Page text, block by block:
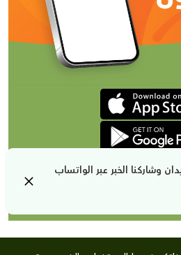
وشاركنا الخبر عبر الواتساب